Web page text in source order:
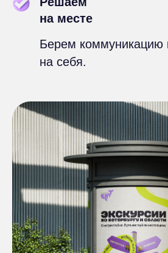
на месте
Берем
на себя.